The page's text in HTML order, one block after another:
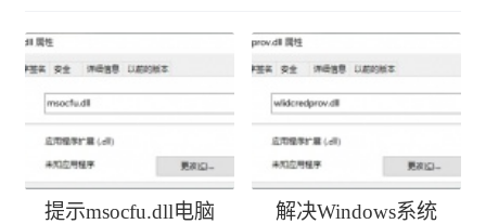
提示msocfu.dll电脑
解决Windows系统